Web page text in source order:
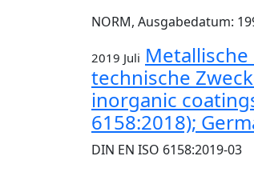
NORM, Ausgabedatum:
2019 Juli
technische
inorganic
6158:2018);
DIN EN ISO 6158:2019-03